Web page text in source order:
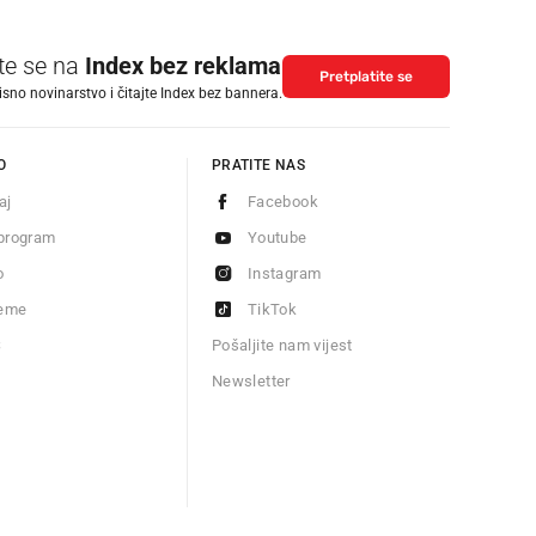
se na Index bez reklama
novinarstvo i čitajte Index bez bannera.
Pretplatite se
PRATITE NAS
Facebook
Youtube
Instagram
TikTok
Pošaljite nam vijest
Newsletter